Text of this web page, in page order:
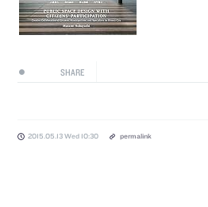
SHARE
2015.05.13 Wed 10:30 permalink